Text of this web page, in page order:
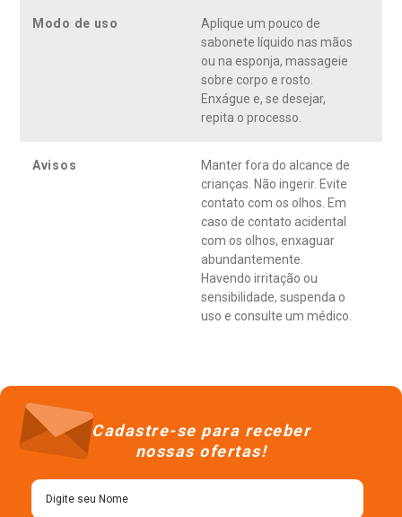
Modo de uso
Aplique um pouco de
sabonete líquido nas mãos
ou na esponja, massageie
sobre corpo e rosto.
Enxágue e, se desejar,
repita o processo.
Avisos
Manter fora do alcance de
crianças. Não ingerir. Evite
contato com os olhos. Em
caso de contato acidental
com os olhos, enxaguar
abundantemente.
Havendo irritação ou
sensibilidade, suspenda o
uso e consulte um médico.
Cadastre-se para receber
nossas ofertas!